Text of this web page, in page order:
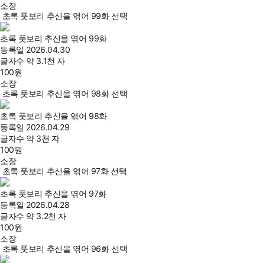
소장
초록 풋보리 추신을 엮어 99화 선택
초록 풋보리 추신을 엮어 99화
등록일 2026.04.30
글자수 약 3.1천 자
100원
소장
초록 풋보리 추신을 엮어 98화 선택
초록 풋보리 추신을 엮어 98화
등록일 2026.04.29
글자수 약 3천 자
100원
소장
초록 풋보리 추신을 엮어 97화 선택
초록 풋보리 추신을 엮어 97화
등록일 2026.04.28
글자수 약 3.2천 자
100원
소장
초록 풋보리 추신을 엮어 96화 선택